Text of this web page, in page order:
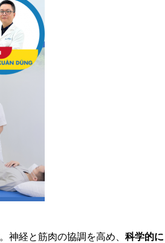
神経と筋肉の協調を高め、 科学的に